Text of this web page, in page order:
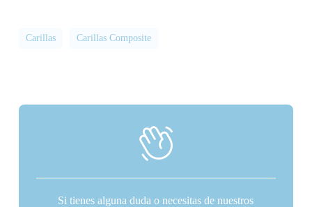
Carillas Carillas Composite
Si tienes alguna duda o necesitas de nuestros